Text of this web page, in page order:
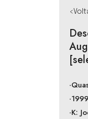
·1999
·K: